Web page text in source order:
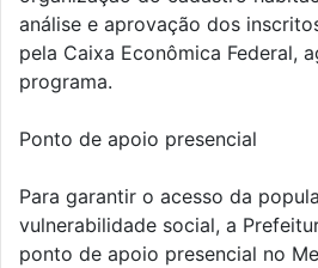
análise e aprovação dos
pela Caixa Econômica Federal,
programa.
Ponto de apoio presencial
Para garantir o acesso da
vulnerabilidade social, a
ponto de apoio presencial no